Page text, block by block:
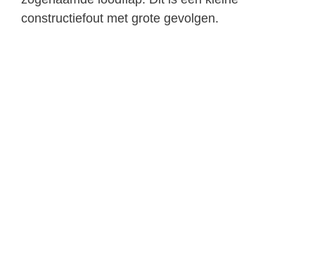
constructiefout met grote gevolgen.